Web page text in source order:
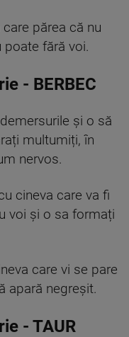
părea că nu
fără voi.
- BERBEC
și o să
multumiți, în
nervos.
cineva care va fi
voi și o sa formați
care vi se pare
apară negreșit.
- TAUR